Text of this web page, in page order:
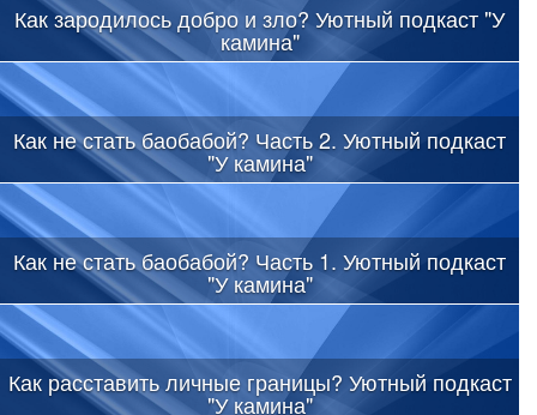
Как зародилось добро и зло? Уютный подкаст "У
камина"
Как не стать баобабой? Часть 2. Уютный подкаст
"У камина"
Как не стать баобабой? Часть 1. Уютный подкаст
"У камина"
Как расставить личные границы? Уютный подкаст
"У камина"